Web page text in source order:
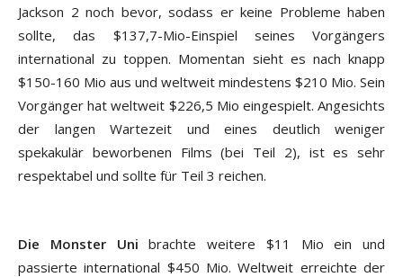
Jackson 2 noch bevor, sodass er keine Probleme haben
sollte, das $137,7-Mio-Einspiel seines Vorgängers
international zu toppen. Momentan sieht es nach knapp
$150-160 Mio aus und weltweit mindestens $210 Mio. Sein
Vorgänger hat weltweit $226,5 Mio eingespielt. Angesichts
der langen Wartezeit und eines deutlich weniger
spekakulär beworbenen Films (bei Teil 2), ist es sehr
respektabel und sollte für Teil 3 reichen.
Die Monster Uni brachte weitere $11 Mio ein und
passierte international $450 Mio. Weltweit erreichte der